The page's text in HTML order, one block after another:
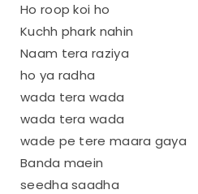
Ho roop koi ho
Kuchh phark nahin
Naam tera raziya
ho ya radha
wada tera wada
wada tera wada
wade pe tere maara gaya
Banda maein
seedha saadha